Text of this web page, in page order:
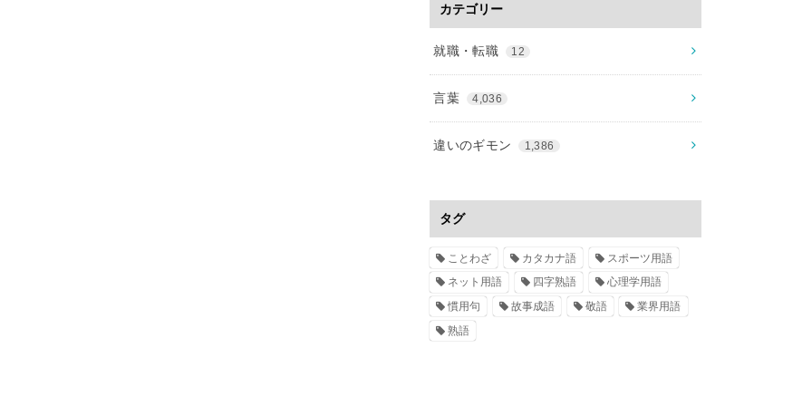
カテゴリー
就職・転職 12
言葉 4,036
違いのギモン 1,386
タグ
ことわざ カタカナ語
スポーツ用語
ネット用語
四字熟語
心理学用語
慣用句
故事成語 敬語
業界用語
熟語